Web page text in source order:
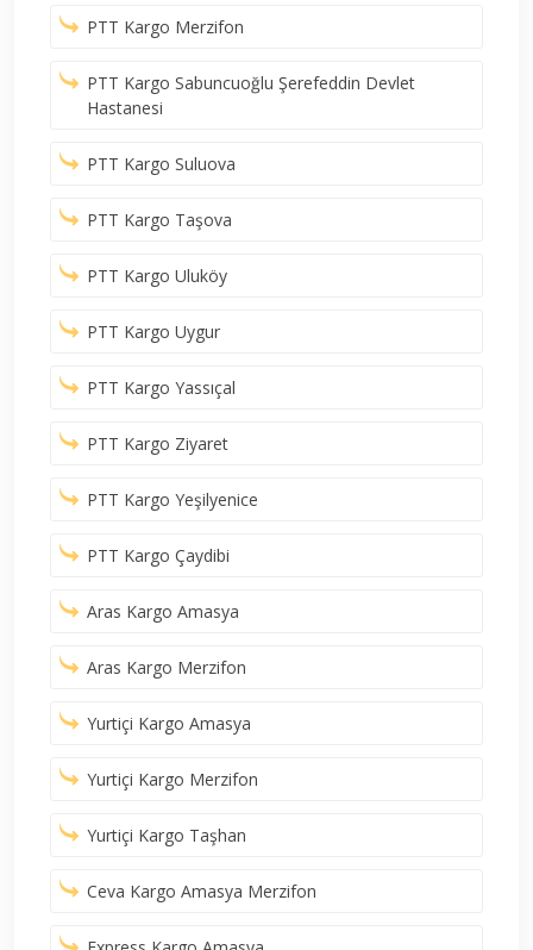
PTT Kargo Merzifon
PTT Kargo Sabuncuoğlu Şerefeddin Devlet
Hastanesi
PTT Kargo Suluova
PTT Kargo Taşova
PTT Kargo Uluköy
PTT Kargo Uygur
PTT Kargo Yassıçal
PTT Kargo Ziyaret
PTT Kargo Yeşilyenice
PTT Kargo Çaydibi
Aras Kargo Amasya
Aras Kargo Merzifon
Yurtiçi Kargo Amasya
Yurtiçi Kargo Merzifon
Yurtiçi Kargo Taşhan
Ceva Kargo Amasya Merzifon